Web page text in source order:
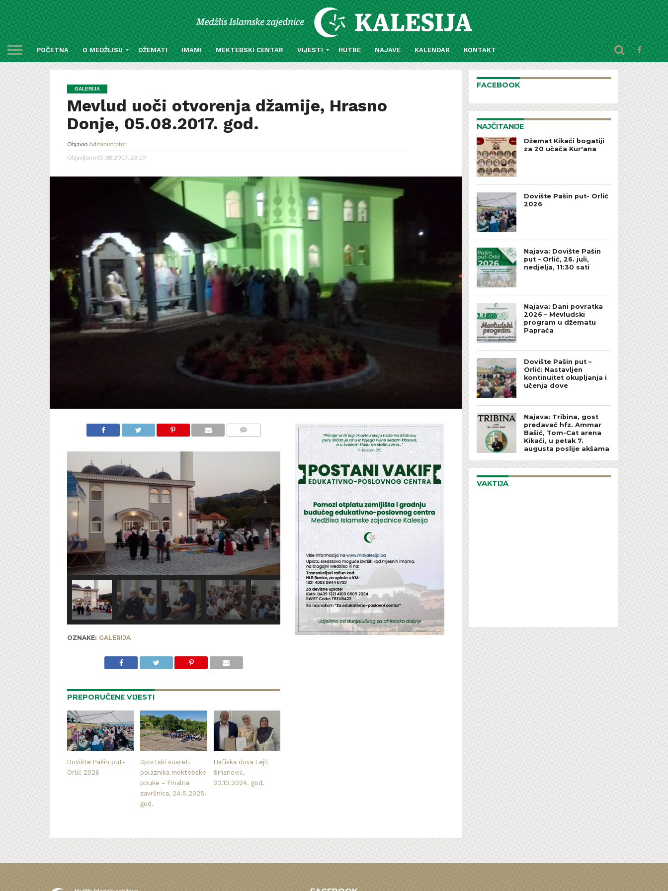
POČETNA O MEDŽLISU DŽEMATI IMAMI MEKTEBSKI CENTAR VIJESTI HUTBE NAJAVE KALENDAR KONTAKT
GALERIJA
Mevlud uoči otvorenja džamije, Hrasno
Donje, 05.08.2017. god.
Objavio Administrator
Objavljeno 05.08.2017. 23:19
OZNAKE: GALERIJA
PREPORUČENE VIJESTI
Dovište Pašin put-
Orlić 2026
Sportski susreti
polaznika mektebske
pouke – Finalna
završnica, 24.5.2025.
god.
Hafiska dova Lejli
Sinanović,
22.10.2024. god.
FACEBOOK
NAJČITANIJE
Džemat Kikači bogatiji
za 20 učača Kur'ana
Dovište Pašin put- Orlić
2026
Najava: Dovište Pašin
put – Orlić, 26. juli,
nedjelja, 11:30 sati
Najava: Dani povratka
2026 – Mevludski
program u džematu
Papraća
Dovište Pašin put –
Orlić: Nastavljen
kontinuitet okupljanja i
učenja dove
Najava: Tribina, gost
predavač hfz. Ammar
Bašić, Tom-Cat arena
Kikači, u petak 7.
augusta poslije akšama
VAKTIJA